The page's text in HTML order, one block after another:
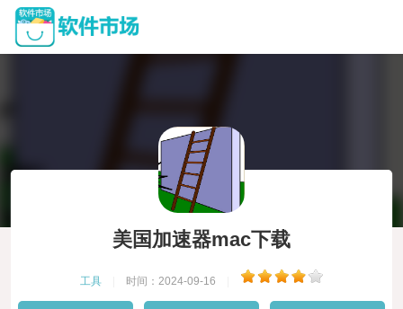
美国加速器mac下载
工具 时间：2024-09-16